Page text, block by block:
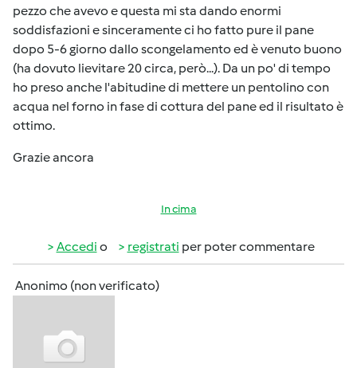
pezzo che avevo e questa mi sta dando enormi
soddisfazioni e sinceramente ci ho fatto pure il pane
dopo 5-6 giorno dallo scongelamento ed è venuto buono
(ha dovuto lievitare 20 circa, però...). Da un po' di tempo
ho preso anche l'abitudine di mettere un pentolino con
acqua nel forno in fase di cottura del pane ed il risultato è
ottimo.
Grazie ancora
In cima
Accedi o registrati per poter commentare
Anonimo (non verificato)